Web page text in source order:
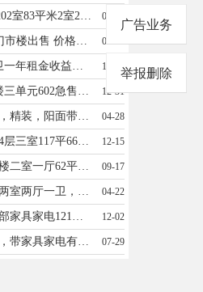
出售新华里188号7-1-2202室83平米2室2厅一卫带地下室65万！精装修送家具家电34电话18832923162 07-30
珺璟国际 有两间个人 门市楼出售 价格超低 7000一平米 毛坯现房 电话19931922255 08-06
全款28万一套3室2厅2卫一年租金收益两万多独立产权，宜投资 宜自住联系人：13273495986杨经理 11-05
塔林小区种子公司3号楼三单元602急售。三室两厅两卫简装双气老证有地下小房13703193859 12-31
急售丰基公寓，92平米，精装，阳面带阳台，前后跨间，带两个空调，办公家具，价格低。15931990585微信同 04-28
长街逸夫七中中北小区4层三室117平66万13131973530 12-15
新华南路和建设路口一楼二室一厅62平装修暖气小院老证售价28万电话15630935789 09-17
黄河小区七层，91平，两室两厅一卫，老证，双气，无电梯，23万，18832929561 04-22
出售七里河精装修带全部家具家电121平59万大产权可中间好楼层中介勿扰16630902973 12-02
恒大帝景精装修三居室，带家具家电有证能贷款，七中学区房79万，电话18932951355 07-29
广告业务
举报删除